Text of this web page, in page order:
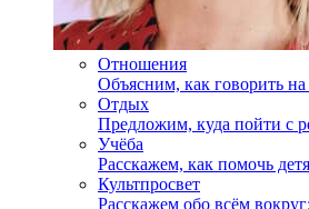
Отношения
Объясним, как говорить
Отдых
Предложим, куда пойти с
Учёба
Расскажем, как помочь
Культпросвет
Расскажем обо всём